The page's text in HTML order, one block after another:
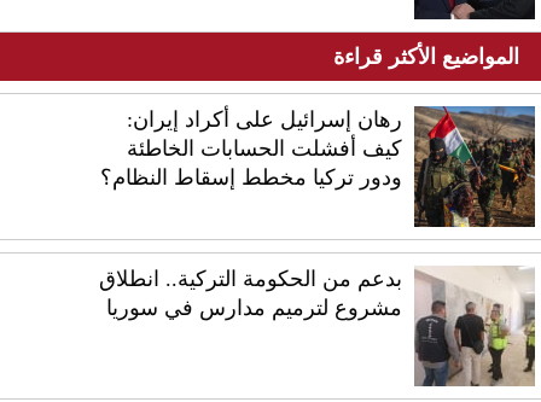
المواضيع الأكثر قراءة
رهان إسرائيل على أكراد إيران:
كيف أفشلت الحسابات الخاطئة
ودور تركيا مخطط إسقاط النظام؟
بدعم من الحكومة التركية.. انطلاق
مشروع لترميم مدارس في سوريا